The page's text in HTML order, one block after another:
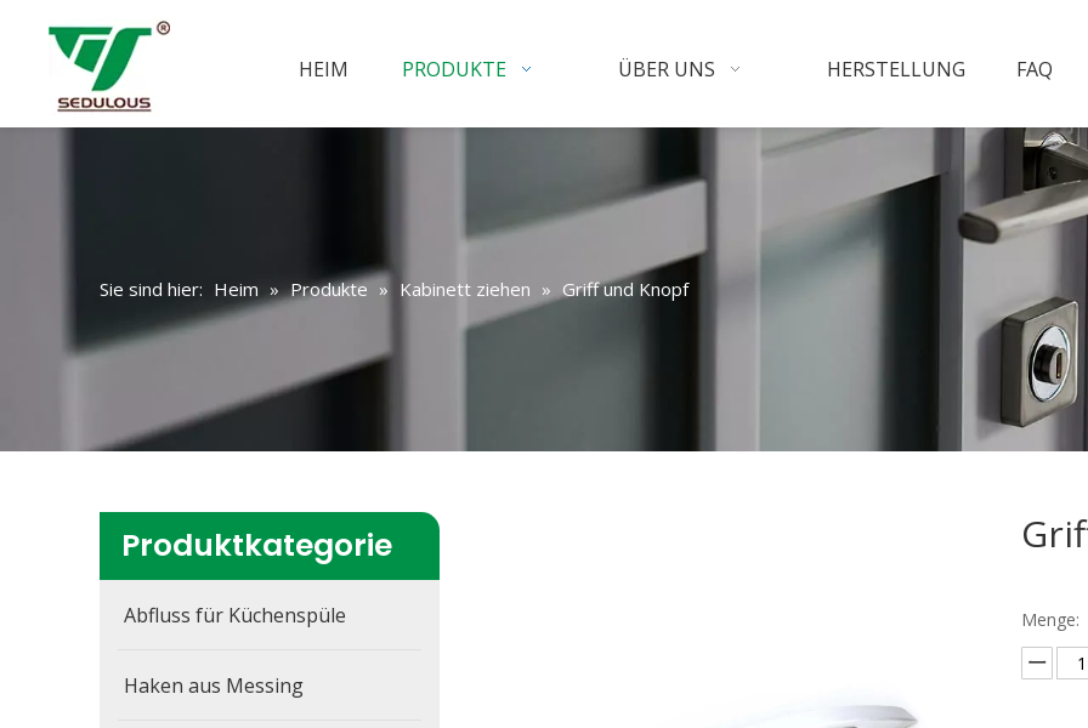
HEIM PRODUKTE ÜBER UNS HERSTELLUNG FAQ
Sie sind hier: Heim » Produkte » Kabinett ziehen » Griff und Knopf
Produktkategorie
Abfluss für Küchenspüle
Haken aus Messing
Menge: